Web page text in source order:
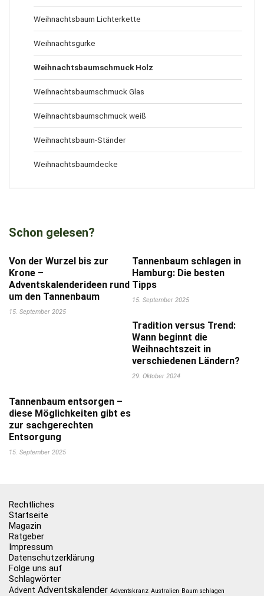
Weihnachtsbaum Lichterkette
Weihnachtsgurke
Weihnachtsbaumschmuck Holz
Weihnachtsbaumschmuck Glas
Weihnachtsbaumschmuck weiß
Weihnachtsbaum-Ständer
Weihnachtsbaumdecke
Schon gelesen?
Von der Wurzel bis zur
Krone –
Adventskalenderideen rund
um den Tannenbaum
15. September 2025
Tannenbaum schlagen in
Hamburg: Die besten
Tipps
15. September 2025
Tradition versus Trend:
Wann beginnt die
Weihnachtszeit in
verschiedenen Ländern?
29. Oktober 2024
Tannenbaum entsorgen –
diese Möglichkeiten gibt es
zur sachgerechten
Entsorgung
15. September 2025
Rechtliches
Startseite
Magazin
Ratgeber
Impressum
Datenschutzerklärung
Folge uns auf
Schlagwörter
Advent Adventskalender Adventskranz Australien Baum schlagen